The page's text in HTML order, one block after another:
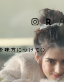
問い合わせ
味方につけて🌕